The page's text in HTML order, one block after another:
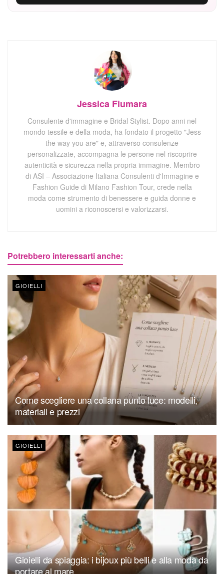
Jessica Fiumara
Consulente d'immagine e Bridal Stylist. Dopo anni nel
mondo tessile e della moda, ha fondato il progetto "Jess
the way you are" e, attraverso consulenze
personalizzate, accompagna le persone nel riscoprire
autenticità e sicurezza nella propria immagine. Membro
di ASI – Associazione Italiana Consulenti d'Immagine e
Fashion Guide di Milano Fashion Tour, crede nella
moda come strumento di benessere e guida donne e
uomini a riconoscersi e valorizzarsi.
Potrebbero interessarti anche:
GIOIELLI
Come scegliere una collana punto luce: modelli,
materiali e prezzi
GIOIELLI
Gioielli da spiaggia: i bijoux più belli e alla moda da
portare al mare